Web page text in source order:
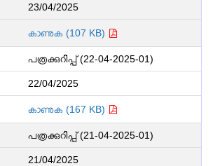
23/04/2025
കാണുക (107 KB)
പത്രക്കുറിപ്പ് (22-04-2025-01)
22/04/2025
കാണുക (167 KB)
പത്രക്കുറിപ്പ് (21-04-2025-01)
21/04/2025